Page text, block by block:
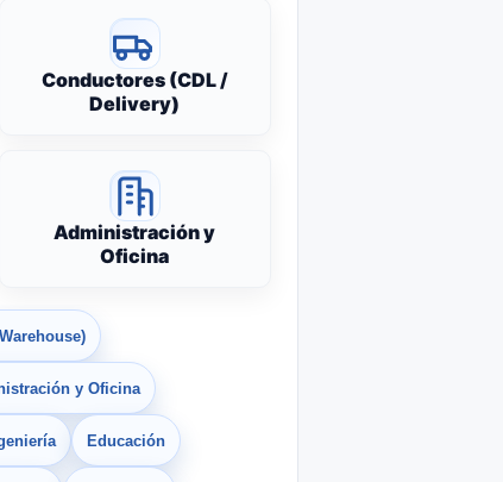
Conductores (CDL /
Delivery)
Administración y
Oficina
y Oficina
Educación